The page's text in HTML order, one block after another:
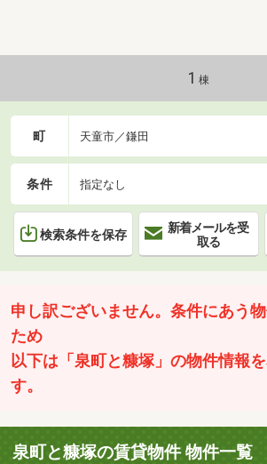
1 棟
町 天童市／鎌田
条件 指定なし
検索条件を保存
新着メールを受
取る
申し訳ございません。条件にあう
ため
以下は「泉町と糠塚」の物件情報
す。
泉町と糠塚の賃貸物件 物件一覧